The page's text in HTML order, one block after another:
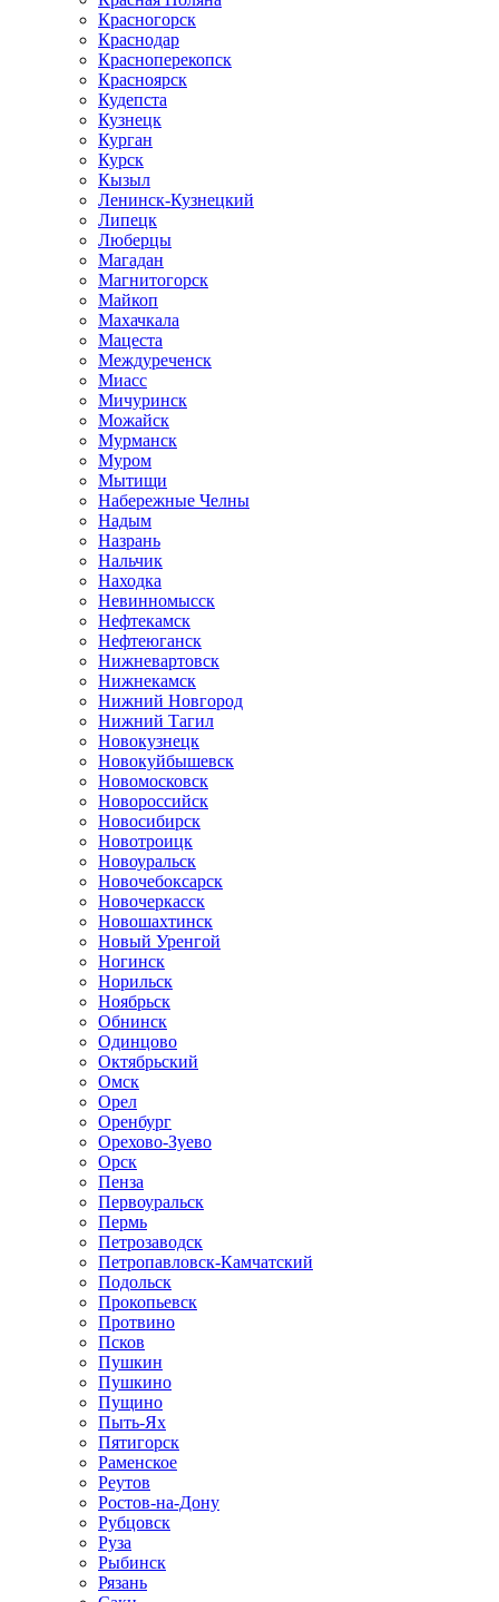
Красногорск
Краснодар
Красноперекопск
Красноярск
Кудепста
Кузнецк
Курган
Курск
Кызыл
Ленинск-Кузнецкий
Липецк
Люберцы
Магадан
Магнитогорск
Майкоп
Махачкала
Мацеста
Междуреченск
Миасс
Мичуринск
Можайск
Мурманск
Муром
Мытищи
Набережные Челны
Надым
Назрань
Нальчик
Находка
Невинномысск
Нефтекамск
Нефтеюганск
Нижневартовск
Нижнекамск
Нижний Новгород
Нижний Тагил
Новокузнецк
Новокуйбышевск
Новомосковск
Новороссийск
Новосибирск
Новотроицк
Новоуральск
Новочебоксарск
Новочеркасск
Новошахтинск
Новый Уренгой
Ногинск
Норильск
Ноябрьск
Обнинск
Одинцово
Октябрьский
Омск
Орел
Оренбург
Орехово-Зуево
Орск
Пенза
Первоуральск
Пермь
Петрозаводск
Петропавловск-Камчатский
Подольск
Прокопьевск
Протвино
Псков
Пушкин
Пушкино
Пущино
Пыть-Ях
Пятигорск
Раменское
Реутов
Ростов-на-Дону
Рубцовск
Руза
Рыбинск
Рязань